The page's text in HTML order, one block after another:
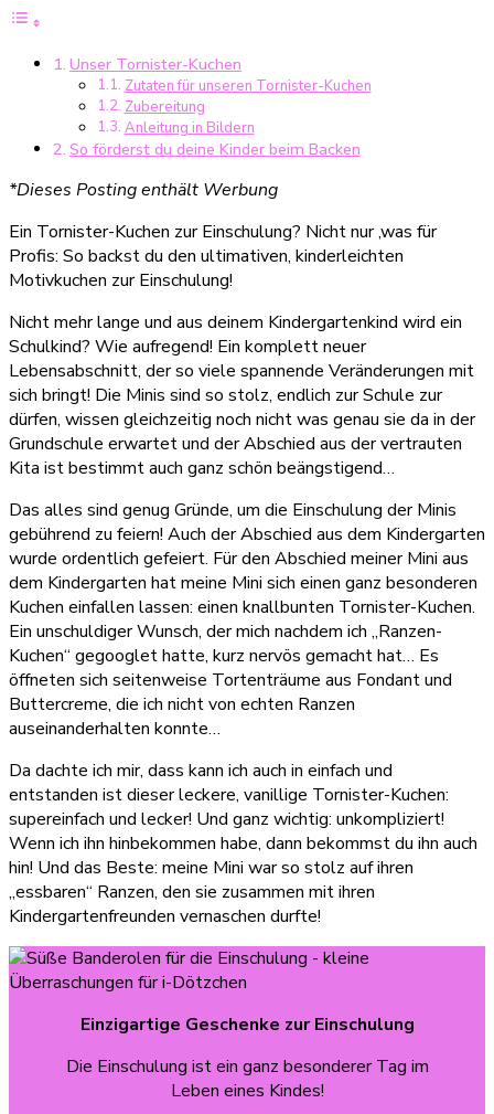
Unser Tornister-Kuchen
Zutaten für unseren Tornister-Kuchen
Zubereitung
Anleitung in Bildern
So förderst du deine Kinder beim Backen
*Dieses Posting enthält Werbung
Ein Tornister-Kuchen zur Einschulung? Nicht nur ‚was für
Profis: So backst du den ultimativen, kinderleichten
Motivkuchen zur Einschulung!
Nicht mehr lange und aus deinem Kindergartenkind wird ein
Schulkind? Wie aufregend! Ein komplett neuer
Lebensabschnitt, der so viele spannende Veränderungen mit
sich bringt! Die Minis sind so stolz, endlich zur Schule zur
dürfen, wissen gleichzeitig noch nicht was genau sie da in der
Grundschule erwartet und der Abschied aus der vertrauten
Kita ist bestimmt auch ganz schön beängstigend…
Das alles sind genug Gründe, um die Einschulung der Minis
gebührend zu feiern! Auch der Abschied aus dem Kindergarten
wurde ordentlich gefeiert. Für den Abschied meiner Mini aus
dem Kindergarten hat meine Mini sich einen ganz besonderen
Kuchen einfallen lassen: einen knallbunten Tornister-Kuchen.
Ein unschuldiger Wunsch, der mich nachdem ich „Ranzen-
Kuchen“ gegooglet hatte, kurz nervös gemacht hat… Es
öffneten sich seitenweise Tortenträume aus Fondant und
Buttercreme, die ich nicht von echten Ranzen
auseinanderhalten konnte…
Da dachte ich mir, dass kann ich auch in einfach und
entstanden ist dieser leckere, vanillige Tornister-Kuchen:
supereinfach und lecker! Und ganz wichtig: unkompliziert!
Wenn ich ihn hinbekommen habe, dann bekommst du ihn auch
hin! Und das Beste: meine Mini war so stolz auf ihren
„essbaren“ Ranzen, den sie zusammen mit ihren
Kindergartenfreunden vernaschen durfte!
Einzigartige Geschenke zur Einschulung
Die Einschulung ist ein ganz besonderer Tag im
Leben eines Kindes!